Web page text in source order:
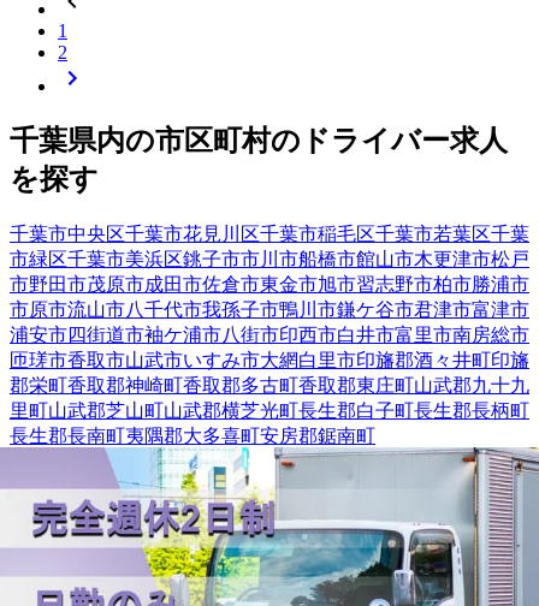
1
2
千葉県内の市区町村の ドライバー求人
を探す
千葉市中央区千葉市花見川区千葉市稲毛区千葉市若葉区千葉
市緑区千葉市美浜区銚子市市川市船橋市館山市木更津市松戸
市野田市茂原市成田市佐倉市東金市旭市習志野市柏市勝浦市
市原市流山市八千代市我孫子市鴨川市鎌ケ谷市君津市富津市
浦安市四街道市袖ケ浦市八街市印西市白井市富里市南房総市
匝瑳市香取市山武市いすみ市大網白里市印旛郡酒々井町印旛
郡栄町香取郡神崎町香取郡多古町香取郡東庄町山武郡九十九
里町山武郡芝山町山武郡横芝光町長生郡白子町長生郡長柄町
長生郡長南町夷隅郡大多喜町安房郡鋸南町
千葉県四街道市の人気条件から探す
正社員トラック中型トラック・中型免許 大型トラック・大型
免許長距離ダンプタクシートレーラー